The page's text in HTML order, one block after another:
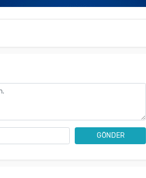
GÖNDER